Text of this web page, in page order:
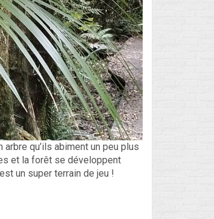
qu’ils abiment un peu plus
et la forêt se développent
un super terrain de jeu !